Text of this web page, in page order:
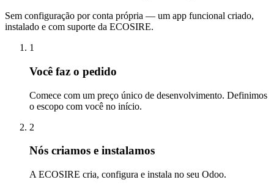
Sem configuração por conta própria — um app funcional criado,
instalado e com suporte da ECOSIRE.
1
Você faz o pedido
Comece com um preço único de desenvolvimento. Definimos
o escopo com você no início.
2
Nós criamos e instalamos
A ECOSIRE cria, configura e instala no seu Odoo.